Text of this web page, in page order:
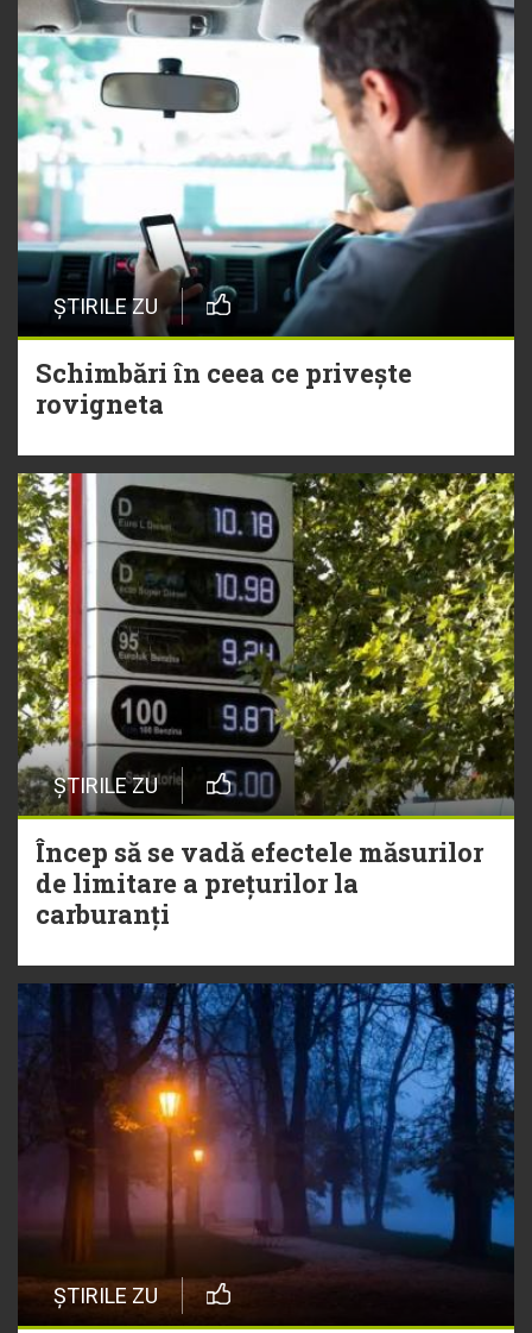
ȘTIRILE ZU
Schimbări în ceea ce privește
rovigneta
ȘTIRILE ZU
Încep să se vadă efectele măsurilor
de limitare a prețurilor la
carburanți
ȘTIRILE ZU